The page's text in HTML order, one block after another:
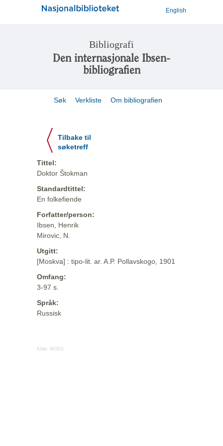
English
Bibliografi
Den internasjonale Ibsen-
bibliografien
Søk Verkliste Om bibliografien
Tilbake til
søketreff
Tittel:
Doktor Štokman
Standardtittel:
En folkefiende
Forfatter/person:
Ibsen, Henrik
Mirovic, N.
Utgitt:
[Moskva] : tipo-lit. ar. A.P. Pollavskogo, 1901
Omfang:
3-97 s.
Språk:
Russisk
Kilde: MODS